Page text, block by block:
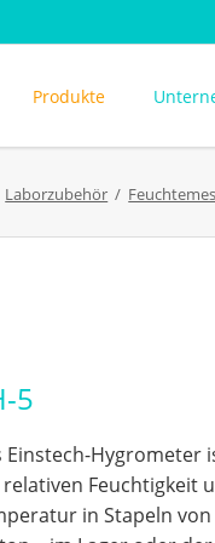
Produkte
Laborzubehör
5
Einstech-Hygrometer
Feuchtigkeit
in Stapeln von